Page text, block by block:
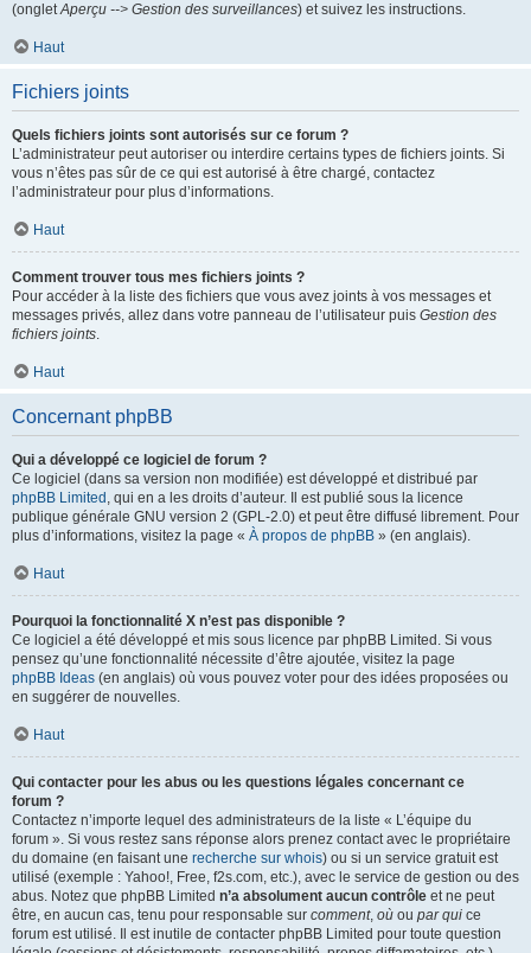
(ongletAperçu --> Gestion des surveillances) et suivez les instructions.
Haut
Fichiers joints
Quels fichiers joints sont autorisés sur ce forum ?
L’administrateur peut autoriser ou interdire certains types de fichiers joints. Si
vous n’êtes pas sûr de ce qui est autorisé à être chargé, contactez
l’administrateur pour plus d’informations.
Haut
Comment trouver tous mes fichiers joints ?
Pour accéder à la liste des fichiers que vous avez joints à vos messages et
messages privés, allez dans votre panneau de l’utilisateur puis Gestion des
fichiers joints.
Haut
Concernant phpBB
Qui a développé ce logiciel de forum ?
Ce logiciel (dans sa version non modifiée) est développé et distribué par
phpBB Limited , qui en a les droits d’auteur. Il est publié sous la licence
publique générale GNU version 2 (GPL-2.0) et peut être diffusé librement. Pour
plus d’informations, visitez la page « À propos de phpBB » (en anglais).
Haut
Pourquoi la fonctionnalité X n’est pas disponible ?
Ce logiciel a été développé et mis sous licence par phpBB Limited. Si vous
pensez qu’une fonctionnalité nécessite d’être ajoutée, visitez la page
phpBB Ideas (en anglais) où vous pouvez voter pour des idées proposées ou
en suggérer de nouvelles.
Haut
Qui contacter pour les abus ou les questions légales concernant ce
forum ?
Contactez n’importe lequel des administrateurs de la liste « L’équipe du
forum ». Si vous restez sans réponse alors prenez contact avec le propriétaire
du domaine (en faisant une recherche sur whois) ou si un service gratuit est
utilisé (exemple : Yahoo!, Free, f2s.com, etc.), avec le service de gestion ou des
abus. Notez que phpBB Limited n’a absolument aucun contrôle et ne peut
être, en aucun cas, tenu pour responsable sur comment, où ou par qui ce
forum est utilisé. Il est inutile de contacter phpBB Limited pour toute question